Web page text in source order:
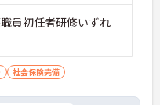
員初任者研修いずれ
社会保険完備